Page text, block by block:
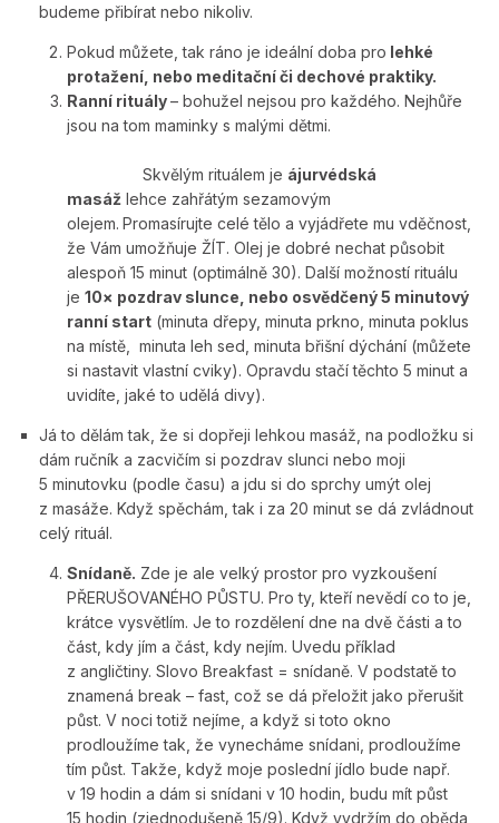
budeme přibírat nebo nikoliv.
Pokud můžete, tak ráno je ideální doba pro lehké
protažení, nebo meditační či dechové praktiky.
Ranní rituály– bohužel nejsou pro každého. Nejhůře
jsou na tom maminky s malými dětmi.
Skvělým rituálem je ájurvédská
masáž lehce zahřátým sezamovým
olejem. Promasírujte celé tělo a vyjádřete mu vděčnost,
že Vám umožňuje ŽÍT. Olej je dobré nechat působit
alespoň 15 minut (optimálně 30). Další možností rituálu
je 10× pozdrav slunce, nebo osvědčený 5 minutový
ranní start (minuta dřepy, minuta prkno, minuta poklus
na místě, minuta leh sed, minuta břišní dýchání (můžete
si nastavit vlastní cviky). Opravdu stačí těchto 5 minut a
uvidíte, jaké to udělá divy).
Já to dělám tak, že si dopřeji lehkou masáž, na podložku si
dám ručník a zacvičím si pozdrav slunci nebo moji
5 minutovku (podle času) a jdu si do sprchy umýt olej
z masáže. Když spěchám, tak i za 20 minut se dá zvládnout
celý rituál.
Snídaně. Zde je ale velký prostor pro vyzkoušení
PŘERUŠOVANÉHO PŮSTU. Pro ty, kteří nevědí co to je,
krátce vysvětlím. Je to rozdělení dne na dvě části a to
část, kdy jím a část, kdy nejím. Uvedu příklad
z angličtiny. Slovo Breakfast = snídaně. V podstatě to
znamená break – fast, což se dá přeložit jako přerušit
půst. V noci totiž nejíme, a když si toto okno
prodloužíme tak, že vynecháme snídani, prodloužíme
tím půst. Takže, když moje poslední jídlo bude např.
v 19 hodin a dám si snídani v 10 hodin, budu mít půst
15 hodin (zjednodušeně 15/9). Když vydržím do oběda